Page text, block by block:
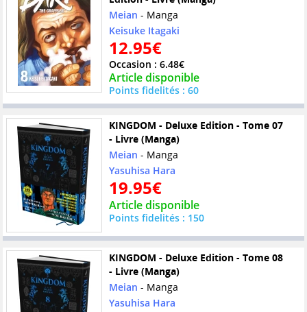
Meian - Manga
Keisuke Itagaki
12.95€
Occasion : 6.48€
Article disponible
Points fidelités : 60
KINGDOM - Deluxe Edition - Tome 07
- Livre (Manga)
Meian - Manga
Yasuhisa Hara
19.95€
Article disponible
Points fidelités : 150
KINGDOM - Deluxe Edition - Tome 08
- Livre (Manga)
Meian - Manga
Yasuhisa Hara